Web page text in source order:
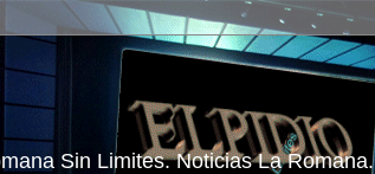
Sin Limites. Noticias La Romana.